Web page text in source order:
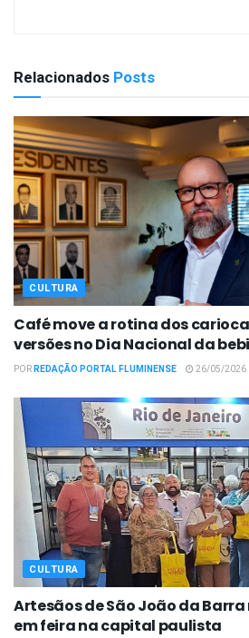
Relacionados Posts
CULTURA
Café move a rotina dos
versões no Dia Nacional da
PORREDAÇÃO PORTAL FLUMINENSE 26/05/2026
CULTURA
Artesãos de São João da
em feira na capital paulista